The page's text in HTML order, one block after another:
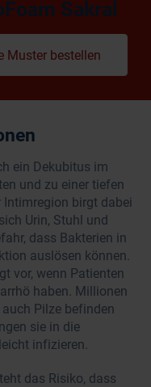
Sakral
Muster bestellen
ein Dekubitus im
und zu einer tiefen
Intimregion birgt dabei
Urin, Stuhl und
dass Bakterien in
auslösen können.
vor, wenn Patienten
haben. Millionen
Pilze befinden
sie in die
infizieren.
das Risiko, dass